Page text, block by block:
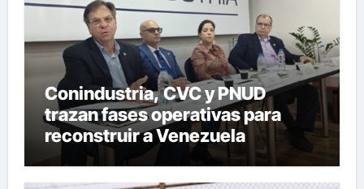
Conindustria, CVC y PNUD
trazan fases operativas para
reconstruir a Venezuela